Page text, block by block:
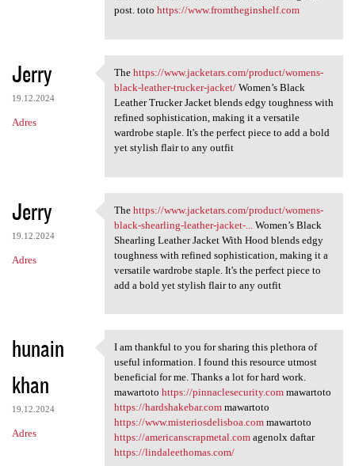
post. toto https://www.fromtheginshelf.com
Jerry
19.12.2024
Adres
The https://www.jacketars.com
The https://www.jacketars.com/product/womens-
black-leather-trucker-jacket/Women’s Black
Leather Trucker Jacket blends edgy toughness with
refined sophistication, making it a versatile
wardrobe staple. It's the perfect piece to add a bold
yet stylish flair to any outfit
Jerry
19.12.2024
Adres
The https://www.jacketars.com
The https://www.jacketars.com/product/womens-
black-shearling-leather-jacket-...
Women’s Black
Shearling Leather Jacket With Hood blends edgy
toughness with refined sophistication, making it a
versatile wardrobe staple. It's the perfect piece to
add a bold yet stylish flair to any outfit
hunain
khan
19.12.2024
Adres
I am thankful to you for
I am thankful to you for sharing this plethora of
useful information. I found this resource utmost
beneficial for me. Thanks a lot for hard work.
mawartoto https://pinnaclesecurity.commawartoto
https://hardshakebar.commawartoto
https://www.misteriosdelisboa.commawartoto
https://americanscrapmetal.comagenolx daftar
https://lindaleethomas.com/